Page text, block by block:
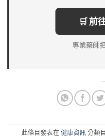
🛒 前
專業藥師
此條目發表在 健康資訊分類